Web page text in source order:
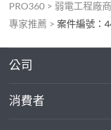
PRO360 > 弱電工程廠商
專家推薦 > 案件編號：
公司
消費者